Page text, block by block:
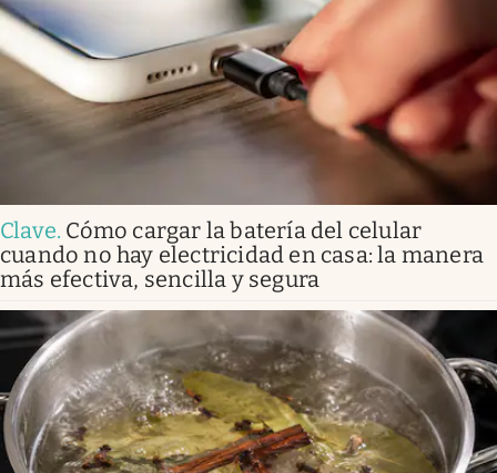
Clave. Cómo cargar la batería del celular
cuando no hay electricidad en casa: la manera
más efectiva, sencilla y segura